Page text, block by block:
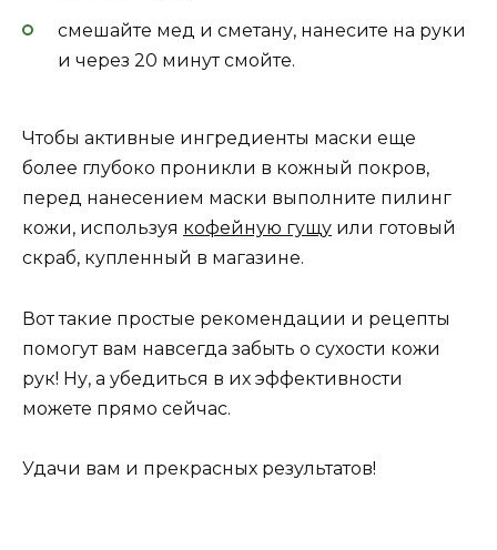
смешайте мед и сметану, нанесите на руки
и через 20 минут смойте.
Чтобы активные ингредиенты маски еще
более глубоко проникли в кожный покров,
перед нанесением маски выполните пилинг
кожи, используя кофейную гущу или готовый
скраб, купленный в магазине.
Вот такие простые рекомендации и рецепты
помогут вам навсегда забыть о сухости кожи
рук! Ну, а убедиться в их эффективности
можете прямо сейчас.
Удачи вам и прекрасных результатов!